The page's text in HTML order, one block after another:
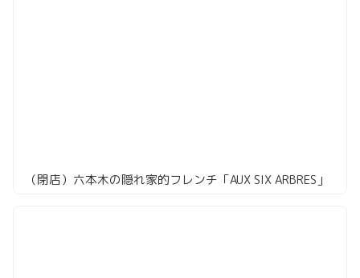
（閉店）六本木の隠れ家的フレンチ「AUX SIX ARBRES」